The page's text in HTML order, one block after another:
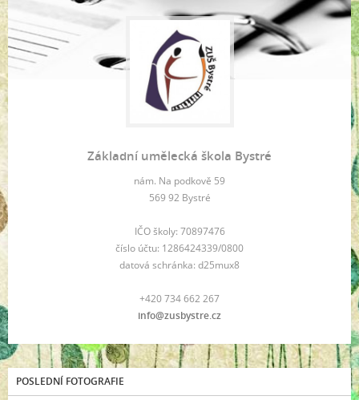
Základní umělecká škola Bystré
nám. Na podkově 59
569 92 Bystré
IČO školy: 70897476
číslo účtu: 1286424339/0800
datová schránka: d25mux8
+420 734 662 267
info@zusbystre.cz
POSLEDNÍ FOTOGRAFIE